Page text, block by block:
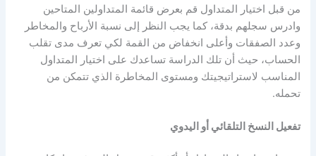
من قبل اختيار المتداول قم بعرض قائمة المتداولين المتاحين
وادرس سجلهم بدقة، كما يجب النظر إلى نسبة الأرباح والمخاطر
وعدد الصفقات وأعلى انخفاض من القمة لكي تعرف مدى تقلب
الحساب، حيث أن تلك الدراسة تساعدك على اختيار المتداول
المناسب لاستراتيجيتك ومستوى المخاطرة الذي تتمكن من
تحمله.
تفعيل النسخ التلقائي أو اليدوي